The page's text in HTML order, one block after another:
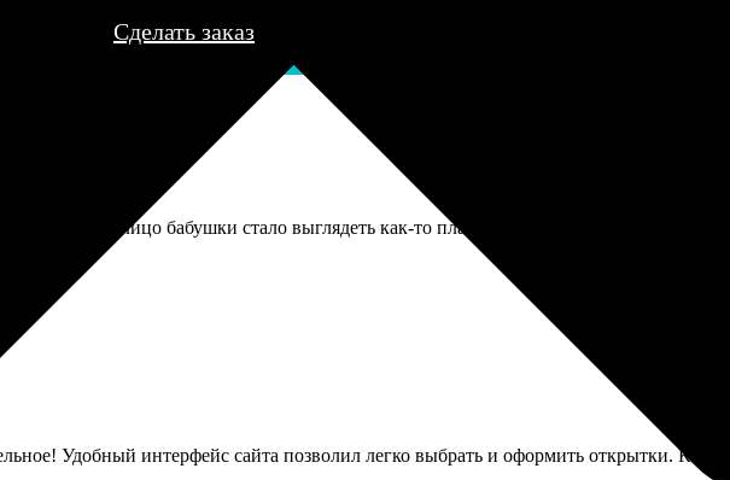
Сделать заказ
Сделали, но лицо бабушки стало выглядеть как-то пластиково. Пришлось просить
Удобный интерфейс сайта позволил легко выбрать и оформить открытки.